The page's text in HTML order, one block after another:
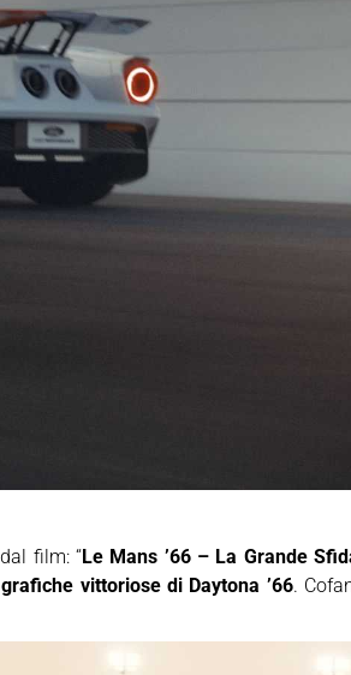
film: “Le Mans ’66 – La Grande
grafiche vittoriose di Daytona ’66.